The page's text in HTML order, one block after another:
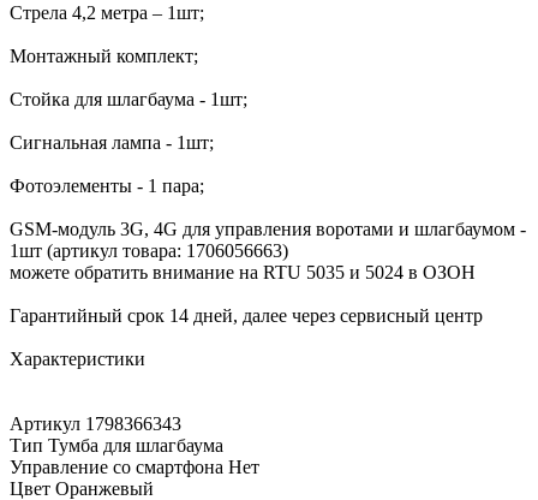
Стрела 4,2 метра – 1шт;
Монтажный комплект;
Стойка для шлагбаума - 1шт;
Сигнальная лампа - 1шт;
Фотоэлементы - 1 пара;
GSM-модуль 3G, 4G для управления воротами и шлагбаумом -
1шт (артикул товара: 1706056663)
можете обратить внимание на RTU 5035 и 5024 в ОЗОН
Гарантийный срок 14 дней, далее через сервисный центр
Характеристики
Артикул 1798366343
Тип Тумба для шлагбаума
Управление со смартфона Нет
Цвет Оранжевый